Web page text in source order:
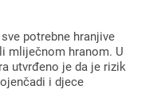
potrebne hranjive
mliječnom hranom. U
utvrđeno je da je rizik
i djece